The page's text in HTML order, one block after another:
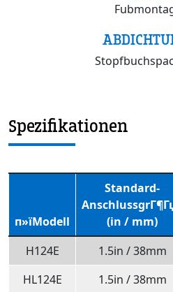
Spezifikationen
п»їModell
Standard-
(in / mm)
H124E
1.5in / 38mm
HL124E
1.5in / 38mm